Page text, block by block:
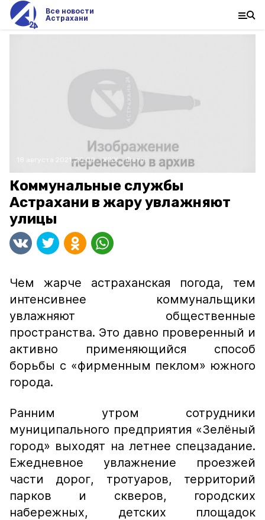
Все новости
Астрахани
18 августа 2021, 20:00 ЖКХ Фото:
Коммунальные службы
Астрахани в жару увлажняют
улицы
Чем жарче астраханская погода, тем
интенсивнее коммунальщики
увлажняют общественные
пространства. Это давно проверенный и
активно применяющийся способ
борьбы с «фирменным пеклом» южного
города.
Ранним утром сотрудники
муниципального предприятия «Зелёный
город» выходят на летнее спецзадание.
Ежедневное увлажнение проезжей
части дорог, тротуаров, территорий
парков и скверов, городских
набережных, детских площадок